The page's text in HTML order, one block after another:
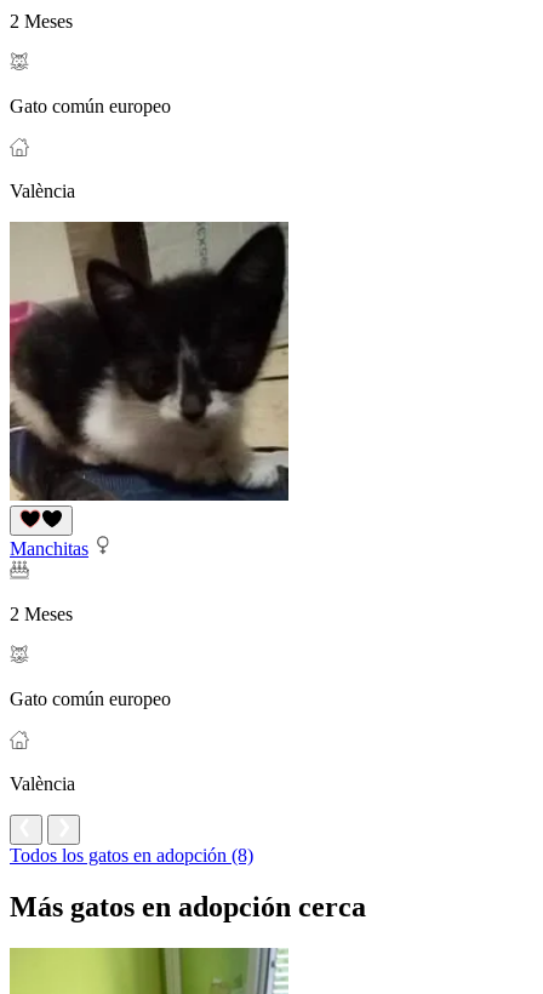
2 Meses
Gato común europeo
València
Manchitas
2 Meses
Gato común europeo
València
Todos los gatos en adopción (8)
Más gatos en adopción cerca